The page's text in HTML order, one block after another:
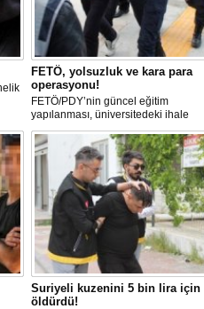
FETÖ, yolsuzluk ve kara para
operasyonu!
FETÖ/PDY’nin güncel eğitim
yapılanması, üniversitedeki ihale
usulsüzlükleri ve kumar gelirlerinin
aklanması suçlarına karıştığı tespit
edilen toplam 133 şüpheli gözaltına
Suriyeli kuzenini 5 bin lira için
öldürdü!